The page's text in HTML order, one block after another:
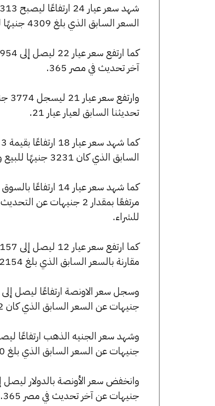
السعر السابق الذي بلغ 4309 جنيهًا للبيع و4297 جنيهًا للشراء.
آخر تحديث في مصر 365.
تحديثنا السابق لعيار عيار 21.
السابق الذي كان 3231 جنيهًا للبيع و3223 جنيهًا للشراء.
للشراء.
مقارنة بالسعر السابق الذي بلغ 2154 جنيهًا للبيع و2149 جنيهًا للشراء.
جنيهات عن السعر السابق الذي كان 134012 جنيهًا للبيع و133656 جنيهًا للشراء.
جنيهات عن السعر السابق الذي بلغ 30160 جنيهًا للبيع و30080 جنيهًا للشراء.
جنيهات عن آخر تحديث في مصر 365.